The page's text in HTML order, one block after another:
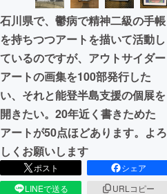
石川県で、鬱病で精神二級の手帳
を持ちつつアートを描いて活動し
ているのですが、アウトサイダー
アートの画集を100部発行した
い、それと能登半島支援の個展を
開きたい。20年近く書きためた
アートが50点ほどあります。よろ
しくお願いします
ポスト
シェア
LINEで送る
URLコピー